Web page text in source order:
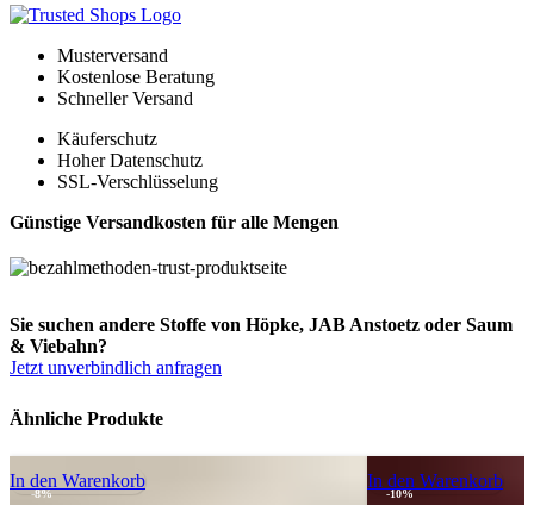
Musterversand
Kostenlose Beratung
Schneller Versand
Käuferschutz
Hoher Datenschutz
SSL-Verschlüsselung
Günstige Versandkosten für alle Mengen
Sie suchen andere Stoffe von Höpke, JAB Anstoetz oder Saum
& Viebahn?
Jetzt unverbindlich anfragen
Ähnliche Produkte
-8%
In den Warenkorb
-10%
In den Warenkorb